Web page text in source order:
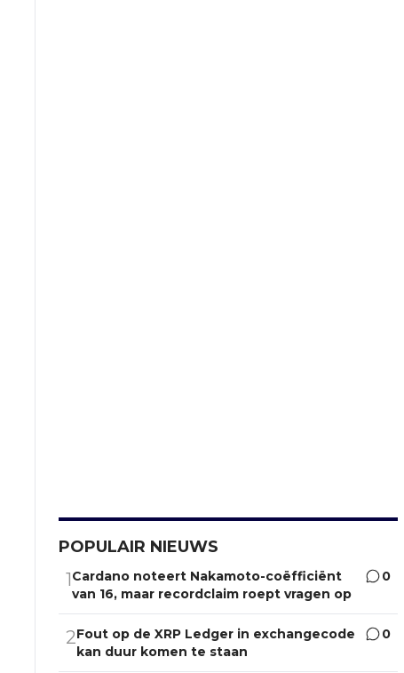
POPULAIR NIEUWS
1Cardano noteert Nakamoto-coëfficiënt
van 16, maar recordclaim roept vragen op
0
2Fout op de XRP Ledger in exchangecode
kan duur komen te staan
0